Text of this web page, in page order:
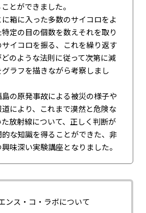
とができました。
箱に入った多数のサイコロをよ
定の目の個数を数えそれを取り
イコロを振る、これを繰り返す
のような法則に従って次第に減
ラフを描きながら考察しまし
の原発事故による被災の様子や
により、これまで漠然と危険な
放射線について、正しく判断が
な知識を得ることができた、非
味深い実験講座となりました。
ンス・コ・ラボについて